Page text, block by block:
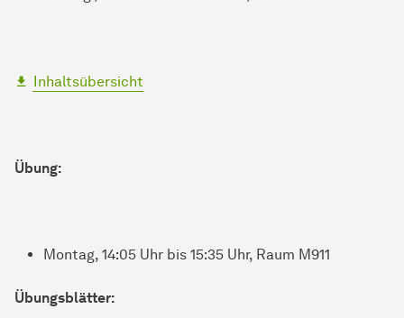
Inhaltsübersicht
Übung:
Montag, 14:05 Uhr bis 15:35 Uhr, Raum M911
Übungsblätter: